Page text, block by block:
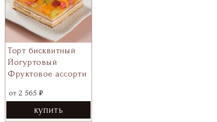
Торт бисквитный
Йогуртовый
Фруктовое ассорти
от 2 565 ₽
купить